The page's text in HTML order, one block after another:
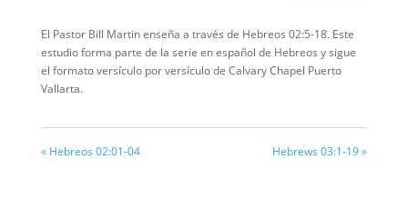
El Pastor Bill Martin enseña a través de Hebreos 02:5-18. Este
estudio forma parte de la serie en español de Hebreos y sigue
el formato versículo por versículo de Calvary Chapel Puerto
Vallarta.
« Hebreos 02:01-04 Hebrews 03:1-19 »